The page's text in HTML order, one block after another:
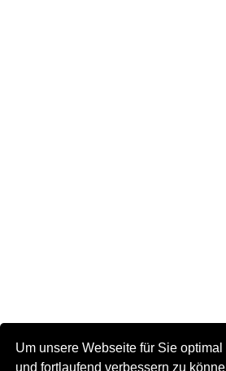
Um unsere Webseite für Sie optimal
und fortlaufend verbessern zu